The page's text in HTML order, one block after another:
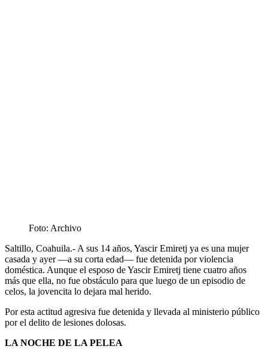
Foto: Archivo
Saltillo, Coahuila.- A sus 14 años, Yascir Emiretj ya es una mujer
casada y ayer —a su corta edad— fue detenida por violencia
doméstica. Aunque el esposo de Yascir Emiretj tiene cuatro años
más que ella, no fue obstáculo para que luego de un episodio de
celos, la jovencita lo dejara mal herido.
Por esta actitud agresiva fue detenida y llevada al ministerio público
por el delito de lesiones dolosas.
LA NOCHE DE LA PELEA